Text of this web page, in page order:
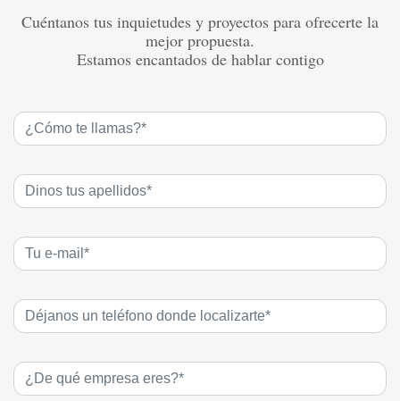
Cuéntanos tus inquietudes y proyectos para ofrecerte la
mejor propuesta.
Estamos encantados de hablar contigo